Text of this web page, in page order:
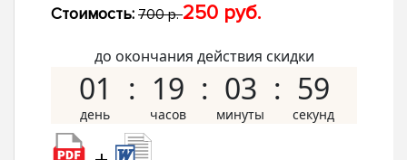
Стоимость: 700 р.250 руб.
до окончания действия скидки
01 19 03 58